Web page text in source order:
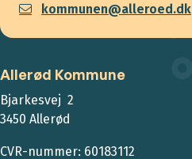
kommunen@alleroed.dk
Allerød Kommune
Bjarkesvej 2
3450 Allerød
CVR-nummer: 60183112